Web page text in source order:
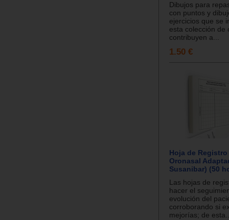
Dibujos para
con puntos y
ejercicios que se
esta colección de
contribuyen a...
1.50 €
Hoja de Registro
Oronasal
Susanibar) (50
Las hojas de
hacer el
evolución del
corroborando si
mejorías; de